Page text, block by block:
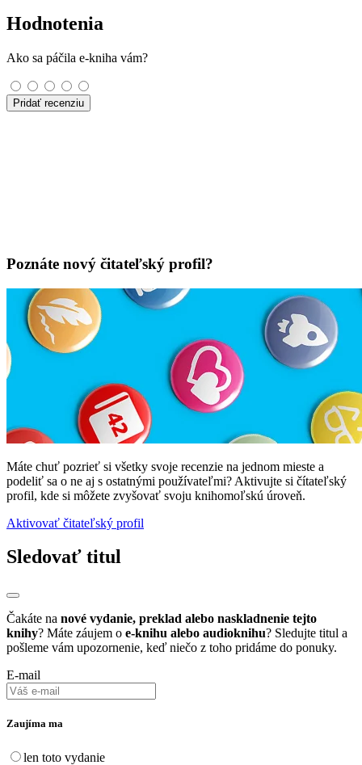
Hodnotenia
Ako sa páčila e-kniha vám?
Pridať recenziu
Poznáte nový čitateľský profil?
Máte chuť pozrieť si všetky svoje recenzie na jednom mieste a
podeliť sa o ne aj s ostatnými používateľmi? Aktivujte si čítateľský
profil, kde si môžete zvyšovať svoju knihomoľskú úroveň.
Aktivovať čitateľský profil
Sledovať titul
Čakáte na nové vydanie, preklad alebo naskladnenie tejto
knihy? Máte záujem o e-knihu alebo audioknihu? Sledujte titul a
pošleme vám upozornenie, keď niečo z toho pridáme do ponuky.
E-mail
Zaujíma ma
len toto vydanie